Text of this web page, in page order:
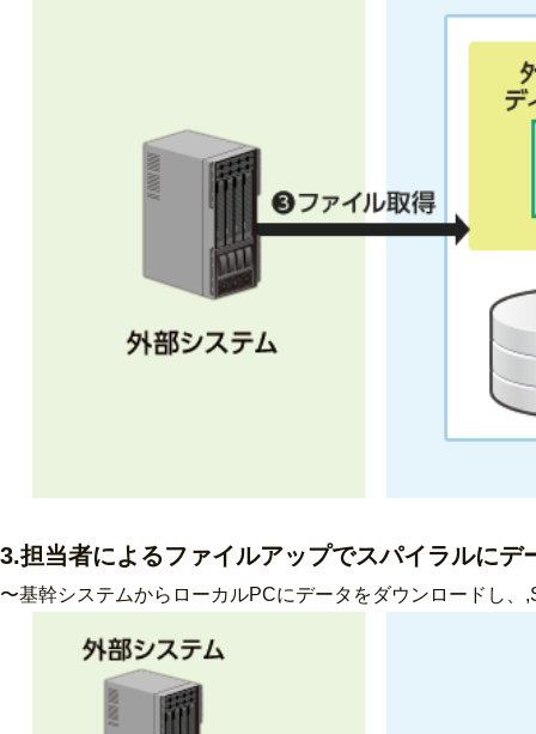
3.担当者によるファイルアップでスパイラルにデ
〜基幹システムからローカルPCにデータをダウンロードし